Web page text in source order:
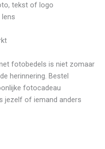
tekst of logo
lens
fotobedels is niet zomaar
herinnering. Bestel
fotocadeau
jezelf of iemand anders